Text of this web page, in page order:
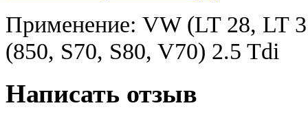
Применение: VW (LT 28, LT
(850, S70, S80, V70) 2.5 Tdi
Написать отзыв